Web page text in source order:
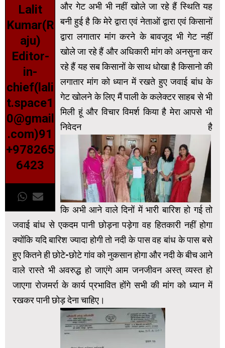
Lalit
Kumar(R
aju)
Editor-
in-
chief(lali
t.space1
0@gmail
.com)91
+978265
6423
और गेट अभी भी नहीं खोले जा रहे हैं स्थिति यह
बनी हुई है कि मेरे द्वारा एवं नेताओं द्वारा एवं किसानों
द्वारा लगातार मांग करने के बावजूद भी गेट नहीं
खोले जा रहे हैं और अधिकारी मांग को अनसुना कर
रहे हैं यह सब किसानों के साथ धोखा है किसानो की
लगातार मांग को ध्यान में रखते हुए जवाई बांध के
गेट खोलने के लिए मैं पाली के कलेक्टर साहब से भी
मिली हूं और विचार विमर्श किया है मेरा आपसे भी
निवेदन है
कि अभी आने वाले दिनों में भारी बारिश हो गई तो
जवाई बांध से एकदम पानी छोड़ना पड़ेगा वह हितकारी नहीं होगा
क्योंकि यदि बारिश ज्यादा होगी तो नदी के पास वह बांध के पास बसे
हुए कितने ही छोटे-छोटे गांव को नुकसान होगा और नदी के बीच आने
वाले रास्ते भी अवरुद्ध हो जाएंगे आम जनजीवन अस्त् व्यस्त हो
जाएगा रोजमर्रा के कार्य प्रभावित होंगे सभी की मांग को ध्यान में
रखकर पानी छोड़ देना चाहिए।